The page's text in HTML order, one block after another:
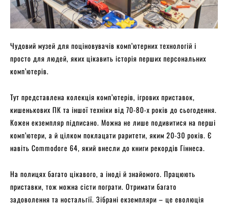
Чудовий музей для поціновувачів комп’ютерних технологій і
просто для людей, яких цікавить історія перших персональних
комп’ютерів.
Тут представлена колекція комп’ютерів, ігрових приставок,
кишенькових ПК та іншої техніки від 70-80-х років до сьогодення.
Кожен екземпляр підписано. Можна не лише подивитися на перші
комп’ютери, а й цілком поклацати раритети, яким 20-30 років. Є
навіть Сommodore 64, який внесли до книги рекордів Гіннеса.
На полицях багато цікавого, а іноді й знайомого. Працюють
приставки, тож можна сісти пограти. Отримати багато
задоволення та ностальгії. Зібрані екземпляри – це еволюція